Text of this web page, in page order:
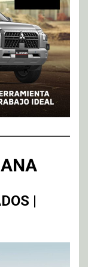
|